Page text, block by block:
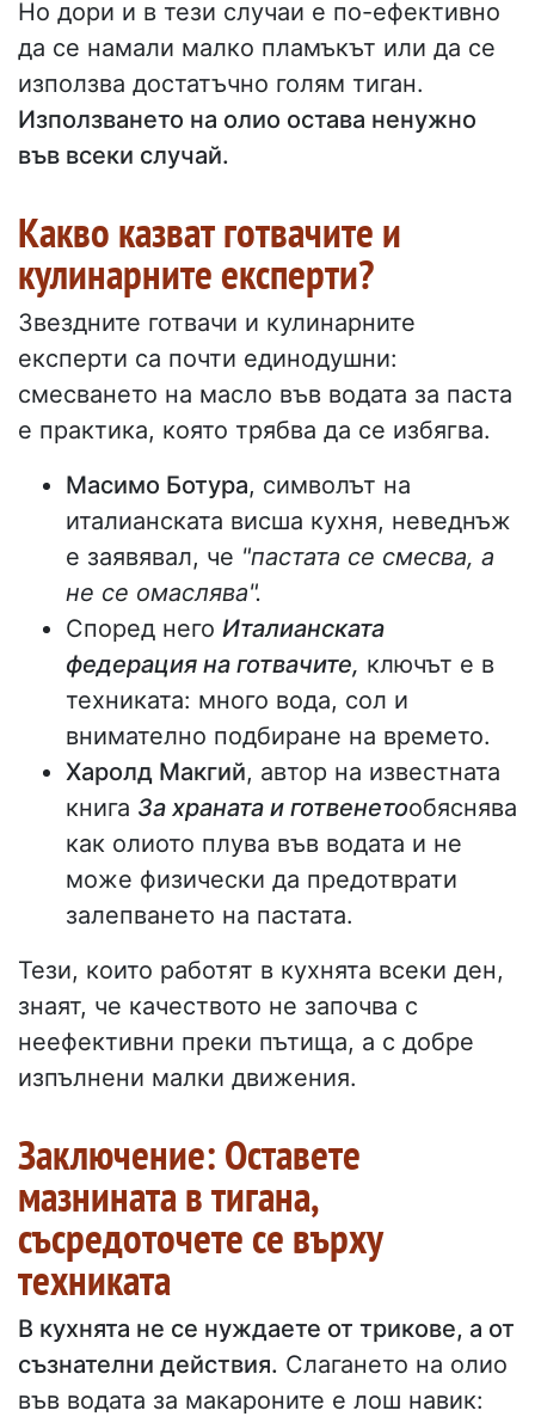
Но дори и в тези случаи е по-ефективно
да се намали малко пламъкът или да се
използва достатъчно голям тиган.
Използването на олио остава ненужно
във всеки случай.
Какво казват готвачите и
кулинарните експерти?
Звездните готвачи и кулинарните
експерти са почти единодушни:
смесването на масло във водата за паста
е практика, която трябва да се избягва.
Масимо Ботура, символът на
италианската висша кухня, неведнъж
е заявявал, че "пастата се смесва, а
не се омаслява".
Според него Италианската
федерация на готвачите, ключът е в
техниката: много вода, сол и
внимателно подбиране на времето.
Харолд Макгий, автор на известната
книга За храната и готвенетообяснява
как олиото плува във водата и не
може физически да предотврати
залепването на пастата.
Тези, които работят в кухнята всеки ден,
знаят, че качеството не започва с
неефективни преки пътища, а с добре
изпълнени малки движения.
Заключение: Оставете
мазнината в тигана,
съсредоточете се върху
техниката
В кухнята не се нуждаете от трикове, а от
съзнателни действия. Слагането на олио
във водата за макароните е лош навик: